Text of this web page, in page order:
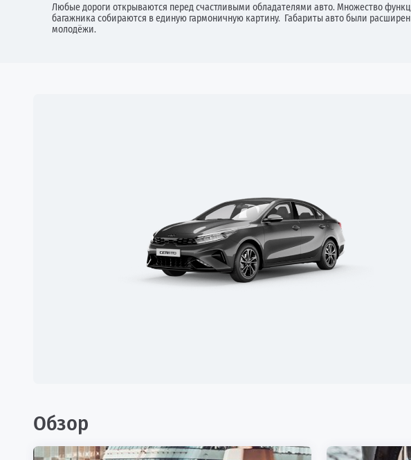
Любые дороги открываются перед счастливыми обладателями авто. Множество
багажника собираются в единую гармоничную картину. Габариты авто были
молодёжи.
Обзор